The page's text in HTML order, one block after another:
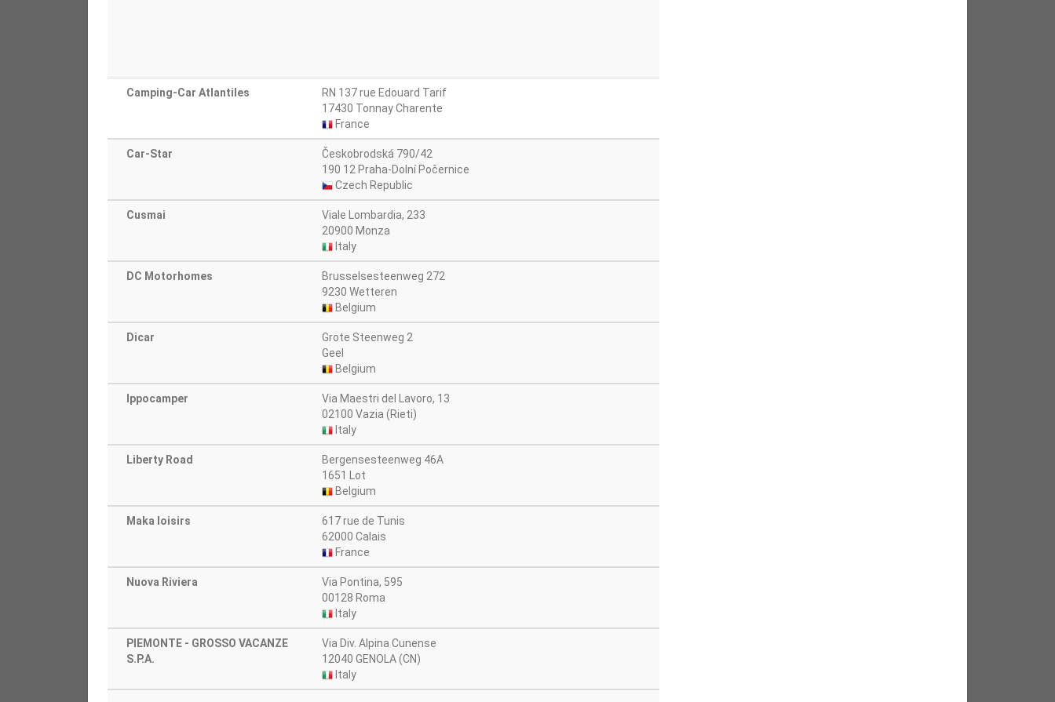
Camping-Car Atlantiles
RN 137 rue Edouard Tarif
17430 Tonnay Charente
France
Car-Star
Českobrodská 790/42
190 12 Praha-Dolní Počernice
Czech Republic
Cusmai
Viale Lombardia, 233
20900 Monza
Italy
DC Motorhomes
Brusselsesteenweg 272
9230 Wetteren
Belgium
Dicar
Grote Steenweg 2
Geel
Belgium
Ippocamper
Via Maestri del Lavoro, 13
02100 Vazia (Rieti)
Italy
Liberty Road
Bergensesteenweg 46A
1651 Lot
Belgium
Maka loisirs
617 rue de Tunis
62000 Calais
France
Nuova Riviera
Via Pontina, 595
00128 Roma
Italy
PIEMONTE - GROSSO VACANZE
S.P.A.
Via Div. Alpina Cunense
12040 GENOLA (CN)
Italy